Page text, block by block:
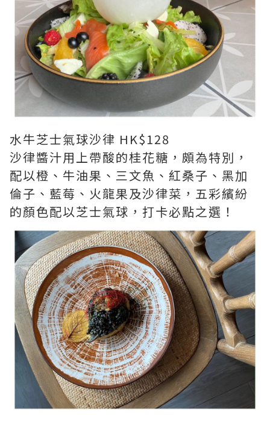
水牛芝士氣球沙律 HK$128
沙律醬汁用上帶酸的桂花糖，頗為特別，
配以橙、牛油果、三文魚、紅桑子、黑加
倫子、藍莓、火龍果及沙律菜，五彩繽紛
的顏色配以芝士氣球，打卡必點之選！